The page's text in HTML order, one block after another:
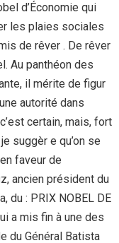
d’Économie qui
les plaies sociales
de rêver . De rêver
Au panthéon des
il mérite de figur
autorité dans
certain, mais, fort
suggèr e qu’on se
faveur de
ancien président du
du : PRIX NOBEL DE
a mis fin à une des
du Général Batista